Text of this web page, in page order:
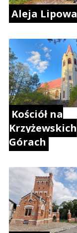
Aleja Lipowa
Kościół na
Krzyżewskich
Górach